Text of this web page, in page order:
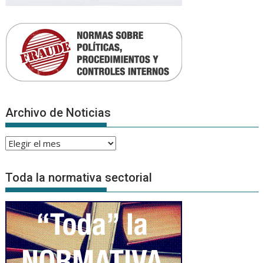
Archivo de Noticias
Archivo
Noticias
Toda la normativa sectorial